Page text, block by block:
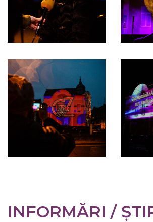
INFORMĂRI /